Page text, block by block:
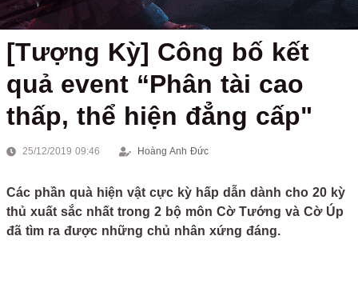
[Tượng Kỳ] Công bố kết
quả event “Phân tài cao
thấp, thể hiện đẳng cấp"
25/12/2019 09:46 Hoàng Anh Đức
Các phần quà hiện vật cực kỳ hấp dẫn dành cho 20 kỳ
thủ xuất sắc nhất trong 2 bộ môn Cờ Tướng và Cờ Úp
đã tìm ra được những chủ nhân xứng đáng.